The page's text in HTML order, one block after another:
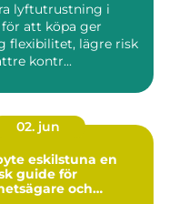
lyftutrustning i
att köpa ger
flexibilitet, lägre risk
kontr...
02. jun
eskilstuna en
guide för
och